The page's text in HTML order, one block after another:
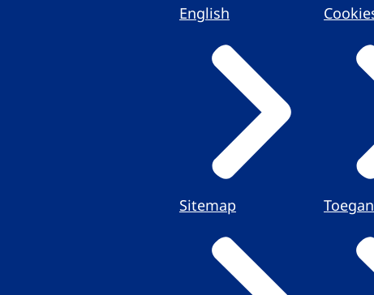
English
Sitemap